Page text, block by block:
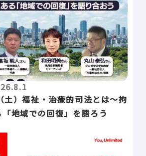
土）福祉・治療的司法とは～拘
地域での回復」を語ろう